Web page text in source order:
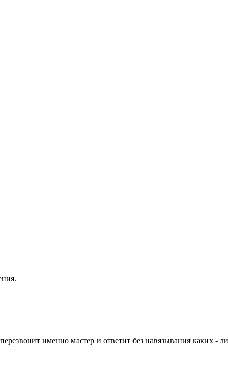
именно мастер и ответит без навязывания каких -